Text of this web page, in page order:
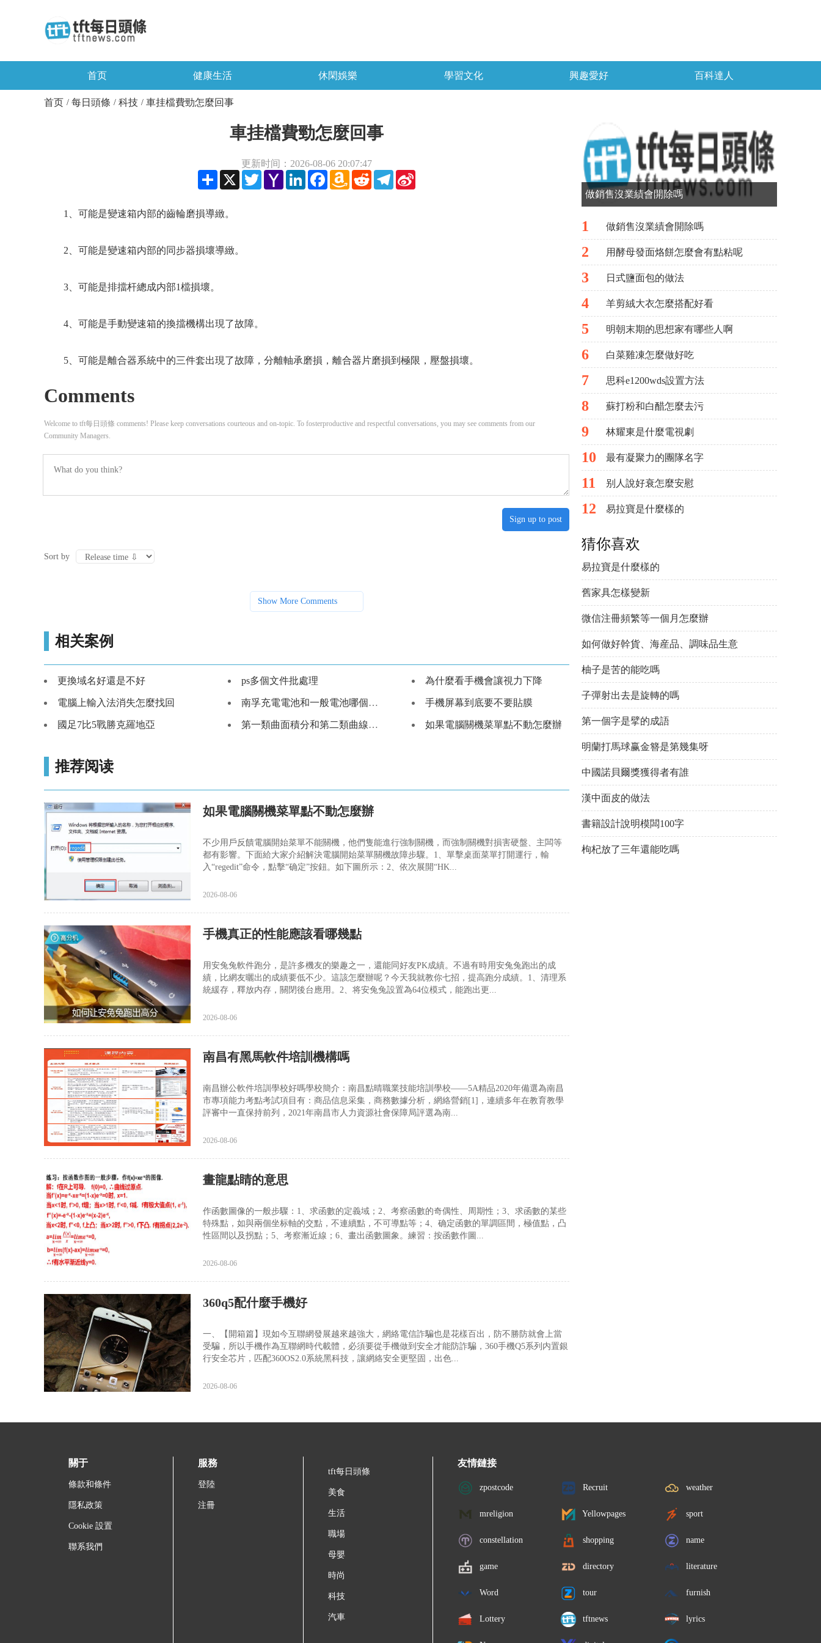
首页 健康生活 休閑娛樂 學習文化 興趣愛好 百科達人
首页 / 每日頭條 / 科技 / 車挂檔費勁怎麼回事
車挂檔費勁怎麼回事
更新时间：2026-08-06 20:07:47
Share X TwitterYahoo
Mail
LinkedInFacebookAmazon
Wish
Reddit Telegram
1、可能是變速箱内部的齒輪磨損導緻。
2、可能是變速箱内部的同步器損壞導緻。
3、可能是排擋杆總成内部1檔損壞。
4、可能是手動變速箱的換擋機構出現了故障。
5、可能是離合器系統中的三件套出現了故障，分離軸承磨損，離合器片磨損到極限，壓盤損壞。
Comments
Welcome to tft每日頭條 comments! Please keep conversations courteous and on-topic. To fosterproductive and respectful conversations, you may see comments from our
Community Managers.
Sign up to post
Sort by
Show More Comments
相关案例
更換域名好還是不好 ps多個文件批處理 為什麼看手機會讓視力下降
電腦上輸入法消失怎麼找回 南孚充電電池和一般電池哪個耐用 手機屏幕到底要不要貼膜
國足7比5戰勝克羅地亞 第一類曲面積分和第二類曲線積分 如果電腦關機菜單點不動怎麼辦
推荐阅读
如果電腦關機菜單點不動怎麼辦
不少用戶反饋電腦開始菜單不能關機，他們隻能進行強制關機，而強制關機對損害硬盤、主闆等
都有影響。下面給大家介紹解決電腦開始菜單關機故障步驟。1、單擊桌面菜單打開運行，輸
入“regedit”命令，點擊“确定”按鈕。如下圖所示：2、依次展開“HK...
2026-08-06
手機真正的性能應該看哪幾點
用安兔兔軟件跑分，是許多機友的樂趣之一，還能同好友PK成績。不過有時用安兔兔跑出的成
績，比網友曬出的成績要低不少。這該怎麼辦呢？今天我就教你七招，提高跑分成績。1、清理系
統緩存，釋放内存，關閉後台應用。2、将安兔兔設置為64位模式，能跑出更...
2026-08-06
南昌有黑馬軟件培訓機構嗎
南昌辦公軟件培訓學校好嗎學校簡介：南昌點晴職業技能培訓學校——5A精品2020年備選為南昌
市專項能力考點考試項目有：商品信息采集，商務數據分析，網絡營銷[1]，連續多年在教育教學
評審中一直保持前列，2021年南昌市人力資源社會保障局評選為南...
2026-08-06
畫龍點睛的意思
作函數圖像的一般步驟：1、求函數的定義域；2、考察函數的奇偶性、周期性；3、求函數的某些
特殊點，如與兩個坐标軸的交點，不連續點，不可導點等；4、确定函數的單調區間，極值點，凸
性區間以及拐點；5、考察漸近線；6、畫出函數圖象。練習：按函數作圖...
2026-08-06
360q5配什麼手機好
一、【開箱篇】現如今互聯網發展越來越強大，網絡電信詐騙也是花樣百出，防不勝防就會上當
受騙，所以手機作為互聯網時代載體，必須要從手機做到安全才能防詐騙，360手機Q5系列内置銀
行安全芯片，匹配360OS2.0系統黑科技，讓網絡安全更堅固，出色...
2026-08-06
做銷售沒業績會開除嗎
1 做銷售沒業績會開除嗎
2 用酵母發面烙餅怎麼會有點粘呢
3 日式鹽面包的做法
4 羊剪絨大衣怎麼搭配好看
5 明朝末期的思想家有哪些人啊
6 白菜雞凍怎麼做好吃
7 思科e1200wds設置方法
8 蘇打粉和白醋怎麼去污
9 林耀東是什麼電視劇
10 最有凝聚力的團隊名字
11 别人說好衰怎麼安慰
12 易拉寶是什麼樣的
猜你喜欢
易拉寶是什麼樣的
舊家具怎樣變新
微信注冊頻繁等一個月怎麼辦
如何做好幹貨、海産品、調味品生意
柚子是苦的能吃嗎
子彈射出去是旋轉的嗎
第一個字是擘的成語
明蘭打馬球赢金簪是第幾集呀
中國諾貝爾獎獲得者有誰
漢中面皮的做法
書籍設計說明模闆100字
枸杞放了三年還能吃嗎
關于
條款和條件
隱私政策
Cookie 設置
聯系我們
服務
登陸
注冊
tft每日頭條
美食
生活
職場
母嬰
時尚
科技
汽車
友情鏈接
zpostcode Recruit weather
mreligion Yellowpages sport
constellation shopping name
game directory literature
Word tour furnish
Lottery tftnews lyrics